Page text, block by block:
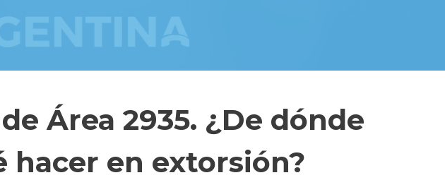
Área 2935. ¿De dónde
hacer en extorsión?